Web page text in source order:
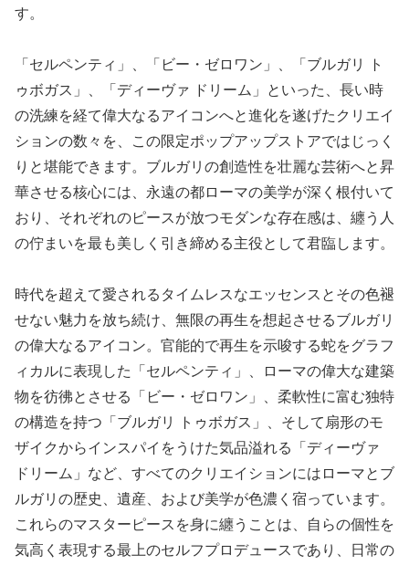
す。
「セルペンティ」、「ビー・ゼロワン」、「ブルガリ ト
ゥボガス」、「ディーヴァ ドリーム」といった、長い時
の洗練を経て偉大なるアイコンへと進化を遂げたクリエイ
ションの数々を、この限定ポップアップストアではじっく
りと堪能できます。ブルガリの創造性を壮麗な芸術へと昇
華させる核心には、永遠の都ローマの美学が深く根付いて
おり、それぞれのピースが放つモダンな存在感は、纏う人
の佇まいを最も美しく引き締める主役として君臨します。
時代を超えて愛されるタイムレスなエッセンスとその色褪
せない魅力を放ち続け、無限の再生を想起させるブルガリ
の偉大なるアイコン。官能的で再生を示唆する蛇をグラフ
ィカルに表現した「セルペンティ」、ローマの偉大な建築
物を彷彿とさせる「ビー・ゼロワン」、柔軟性に富む独特
の構造を持つ「ブルガリ トゥボガス」、そして扇形のモ
ザイクからインスパイをうけた気品溢れる「ディーヴァ
ドリーム」など、すべてのクリエイションにはローマとブ
ルガリの歴史、遺産、および美学が色濃く宿っています。
これらのマスターピースを身に纏うことは、自らの個性を
気高く表現する最上のセルフプロデュースであり、日常の